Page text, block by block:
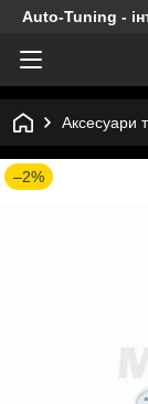
Auto-Tuning -
Аксесуари
–2%